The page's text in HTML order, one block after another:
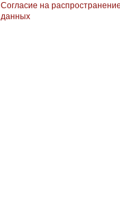
Согласие на
данных